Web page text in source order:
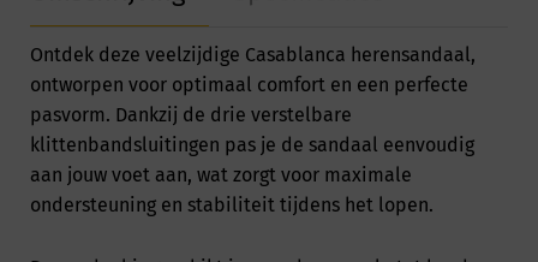
Ontdek deze veelzijdige Casablanca herensandaal,
ontworpen voor optimaal comfort en een perfecte
pasvorm. Dankzij de drie verstelbare
klittenbandsluitingen pas je de sandaal eenvoudig
aan jouw voet aan, wat zorgt voor maximale
ondersteuning en stabiliteit tijdens het lopen.